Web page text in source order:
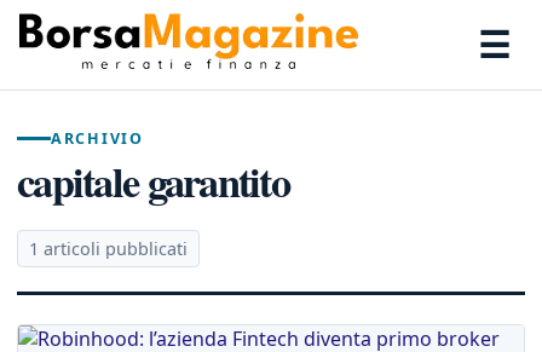
☰
ARCHIVIO
capitale garantito
1 articoli pubblicati